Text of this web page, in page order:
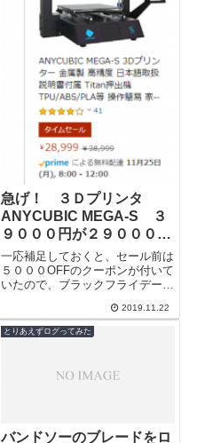
急げ！ ３Ｄプリンタ
ANYCUBIC MEGA-S ３
９０００円が２９０００円
だよ。amazonブラックフ
ライデー セール
一応補足しておくと、セール前は
５０００OFFのクーポンが付いて
いたので、ブラックフライデーの
なります。まぁ合わせて１０００
０円OF...
2019.11.22
とりあえずログってみた
バンドソーのブレードをロ